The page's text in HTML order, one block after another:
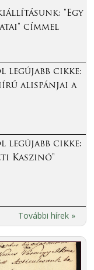
"Egy
címmel
legújabb cikke:
alispánjai a
legújabb cikke:
Kaszinó"
További hírek »